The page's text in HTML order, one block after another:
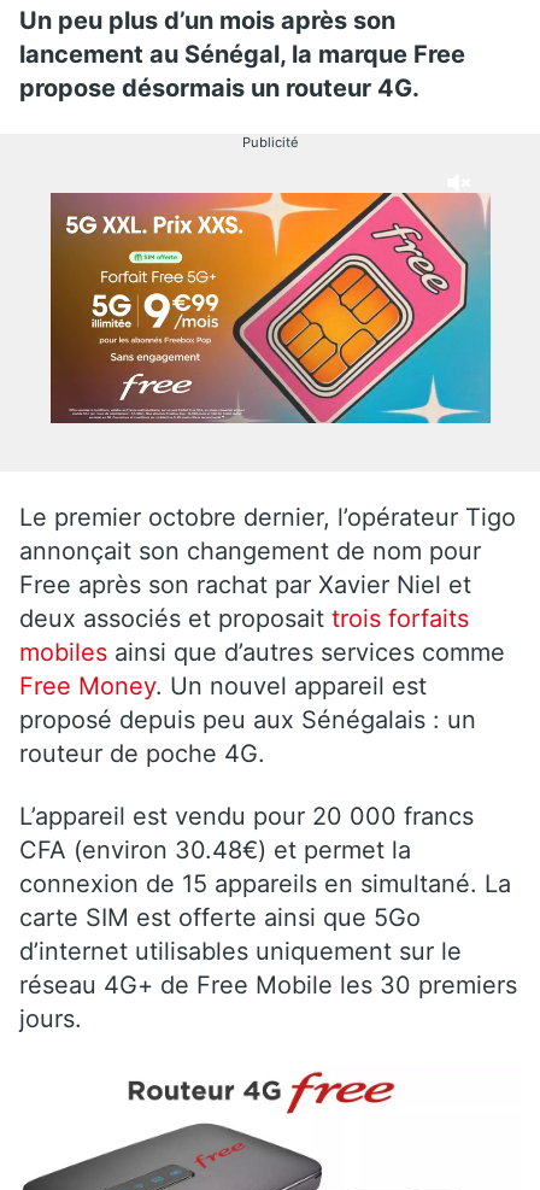
Un peu plus d’un mois après son
lancement au Sénégal, la marque Free
propose désormais un routeur 4G.
Publicité
Le premier octobre dernier, l’opérateur Tigo
annonçait son changement de nom pour
Free après son rachat par Xavier Niel et
deux associés et proposait trois forfaits
mobiles ainsi que d’autres services comme
Free Money. Un nouvel appareil est
proposé depuis peu aux Sénégalais : un
routeur de poche 4G.
L’appareil est vendu pour 20 000 francs
CFA (environ 30.48€) et permet la
connexion de 15 appareils en simultané. La
carte SIM est offerte ainsi que 5Go
d’internet utilisables uniquement sur le
réseau 4G+ de Free Mobile les 30 premiers
jours.